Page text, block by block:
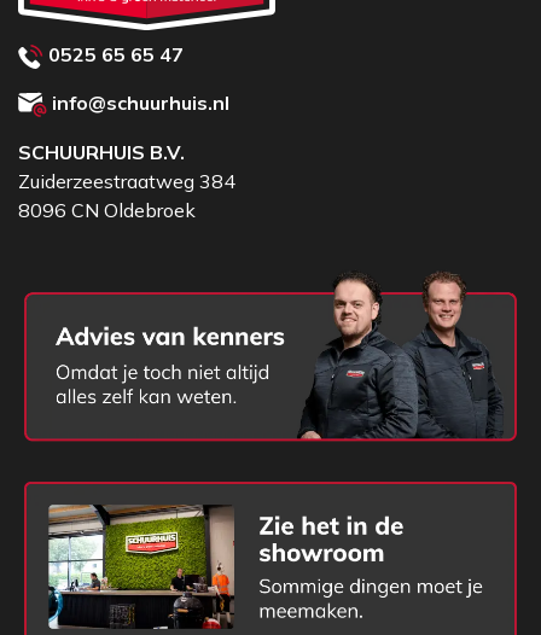
0525 65 65 47
info@schuurhuis.nl
SCHUURHUIS B.V.
Zuiderzeestraatweg 384
8096 CN Oldebroek